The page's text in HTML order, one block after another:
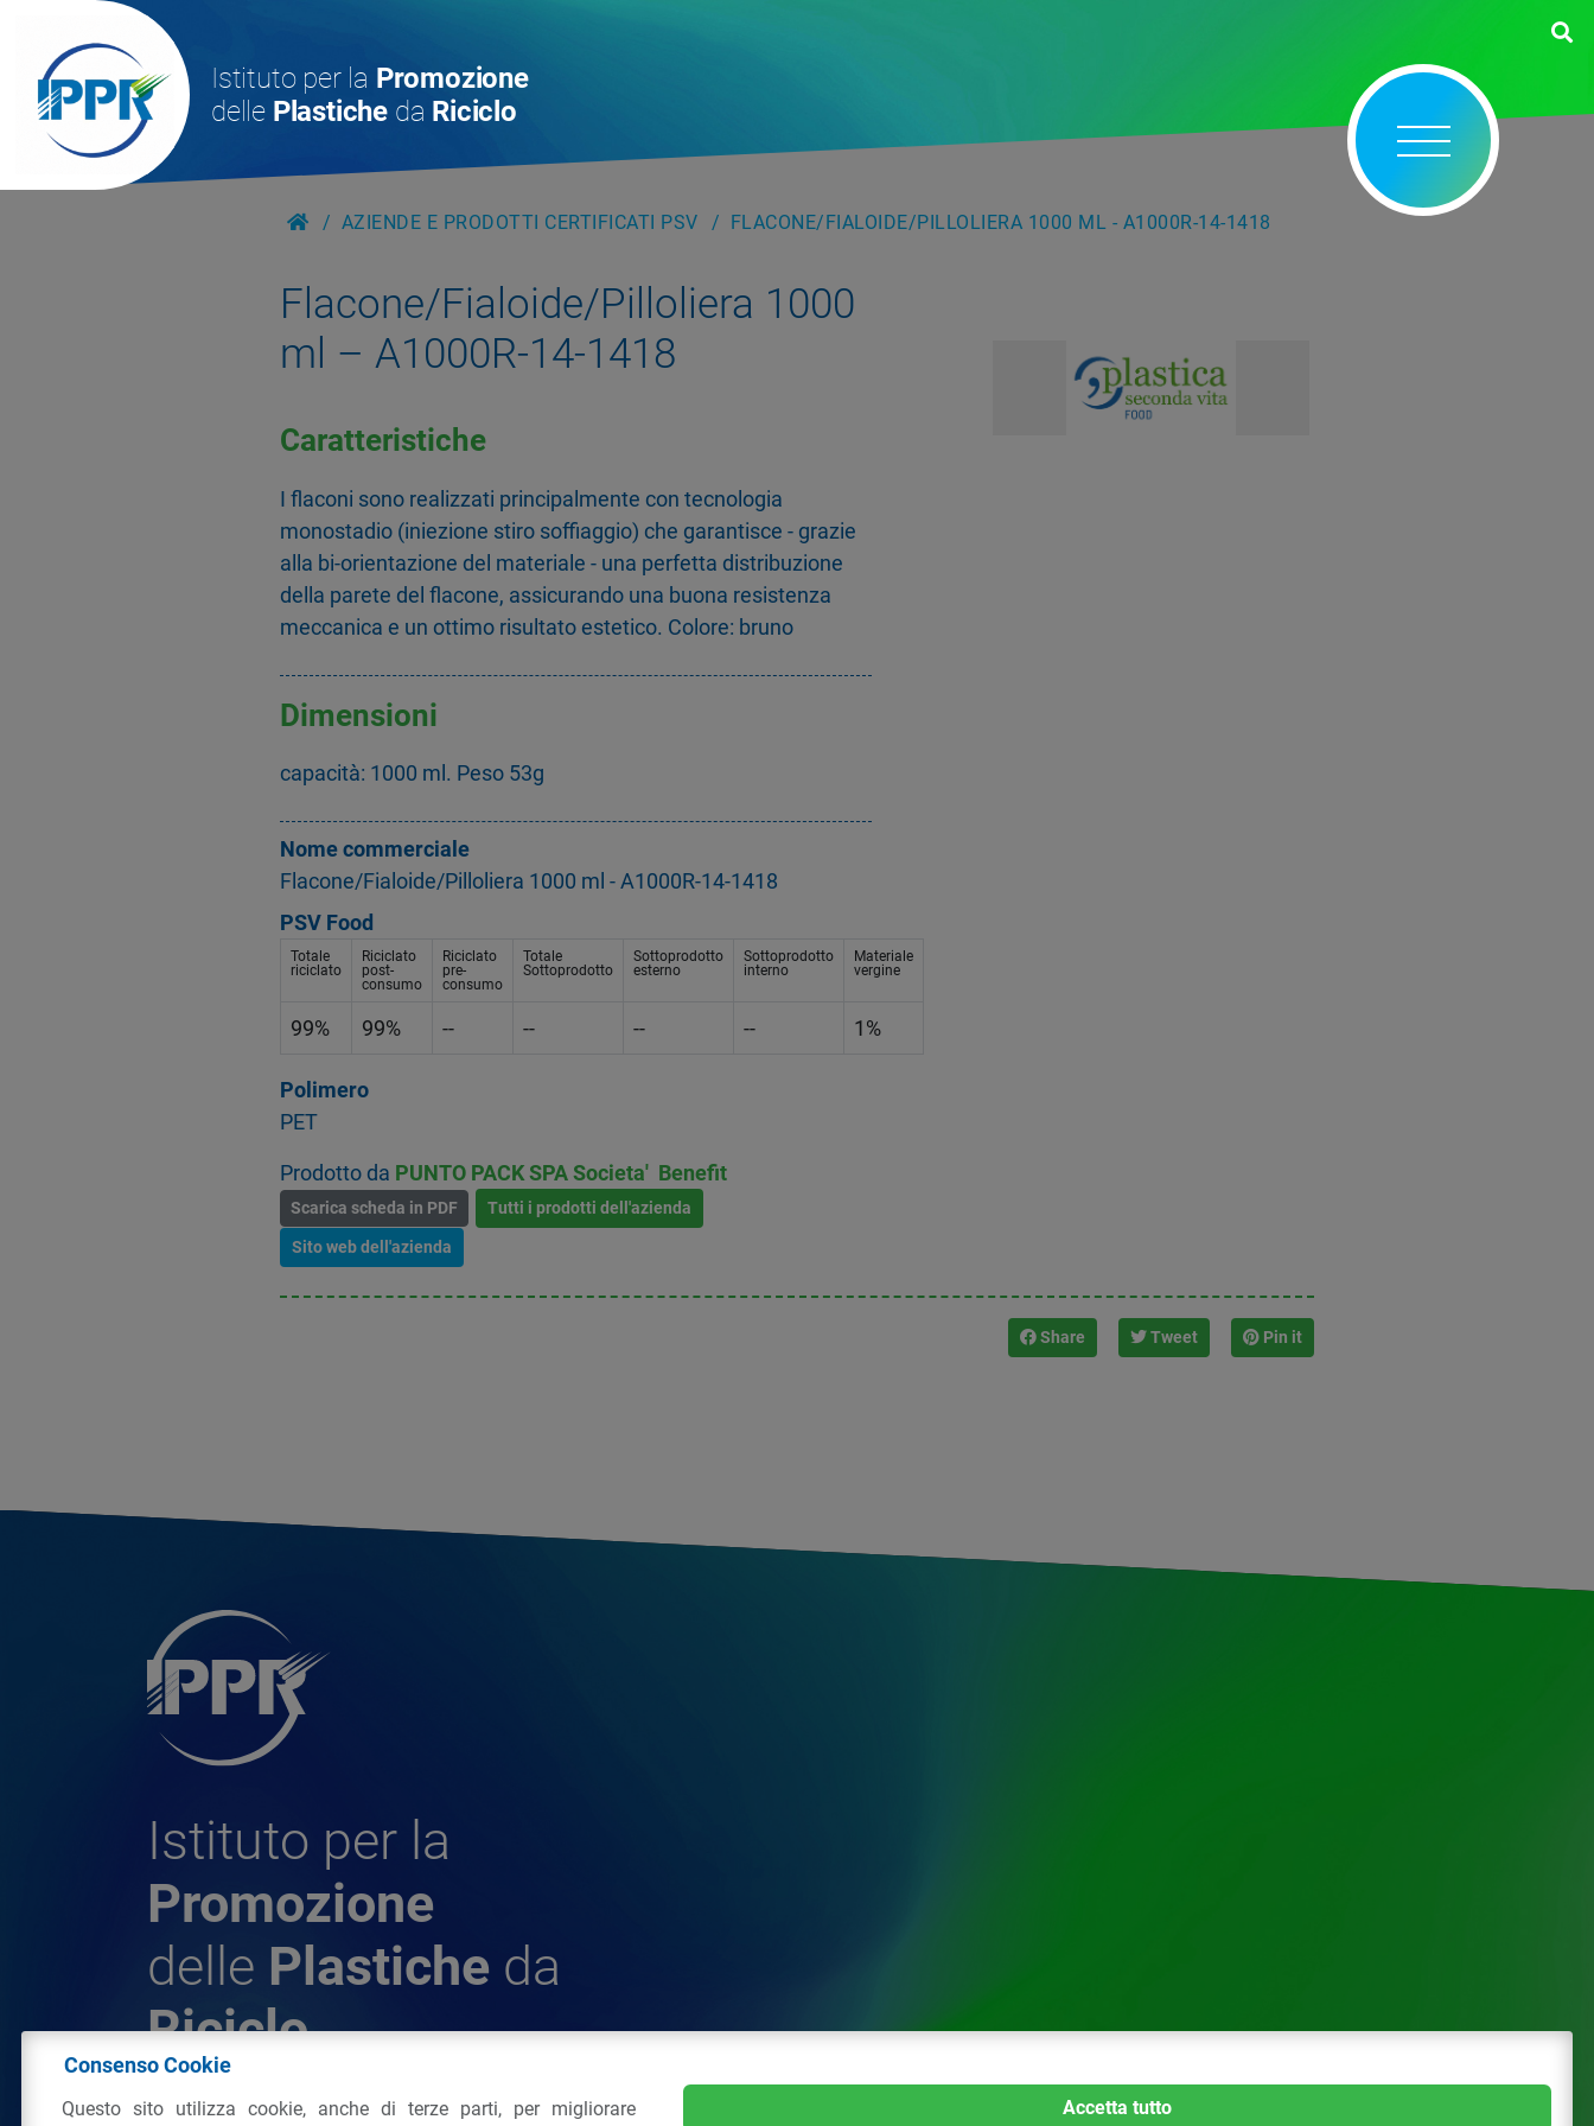
Istituto per la Promozione
delle Plastiche da Riciclo
AZIENDE E PRODOTTI CERTIFICATI PSV FLACONE/FIALOIDE/PILLOLIERA 1000 ML - A1000R-14-1418
Flacone/Fialoide/Pilloliera 1000
ml – A1000R-14-1418
Caratteristiche
I flaconi sono realizzati principalmente con tecnologia
monostadio (iniezione stiro soffiaggio) che garantisce - grazie
alla bi-orientazione del materiale - una perfetta distribuzione
della parete del flacone, assicurando una buona resistenza
meccanica e un ottimo risultato estetico. Colore: bruno
Dimensioni
capacità: 1000 ml. Peso 53g
Nome commerciale
Flacone/Fialoide/Pilloliera 1000 ml - A1000R-14-1418
PSV Food
Totale
riciclato
Riciclato
post-
consumo
Riciclato
pre-
consumo
Totale
Sottoprodotto
Sottoprodotto
esterno
Sottoprodotto
interno
Materiale
vergine
99% 99% -- -- -- -- 1%
Polimero
PET
Prodotto da PUNTO PACK SPA Societa' Benefit
Scarica scheda in PDF Tutti i prodotti dell'azienda
Sito web dell'azienda
Share Tweet Pin it
Istituto per la
Promozione
delle Plastiche da
Riciclo
© 2026 - IPPR Istituto per la Promozione delle Plastiche
Consenso Cookie
Questo sito utilizza cookie, anche di terze parti, per migliorare
Accetta tutto